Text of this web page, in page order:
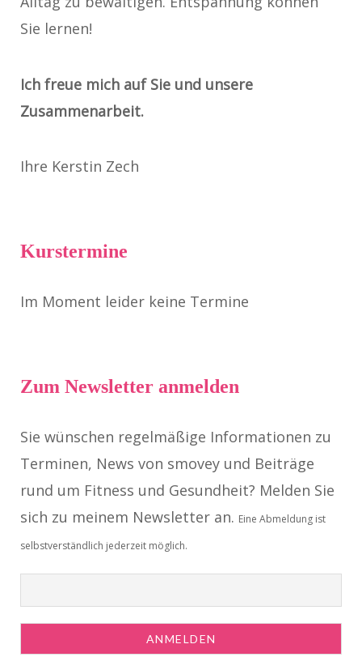
Sie lernen!
Ich freue mich auf Sie und unsere
Zusammenarbeit.
Ihre Kerstin Zech
Kurstermine
Im Moment leider keine Termine
Zum Newsletter anmelden
Sie wünschen regelmäßige Informationen zu
Terminen, News von smovey und Beiträge
rund um Fitness und Gesundheit? Melden Sie
sich zu meinem Newsletter an. Eine Abmeldung ist
selbstverständlich jederzeit möglich.